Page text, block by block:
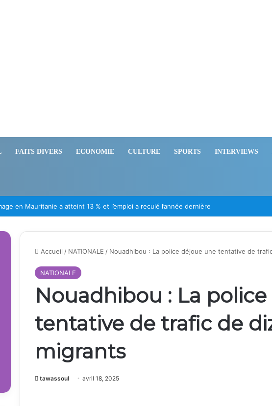
FAITS DIVERS ECONOMIE CULTURE SPORTS INTERVIEWS
en Mauritanie a atteint 13 % et l’emploi a reculé l’année dernière
Accueil / NATIONALE / Nouadhibou : La police déjoue une tentative de
NATIONALE
Nouadhibou : La
tentative de trafic de
migrants
tawassoul avril 18, 2025